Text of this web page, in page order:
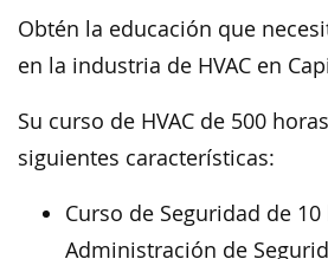
Obtén la educación que
en la industria de HVAC en
Su curso de HVAC de 500
siguientes características:
Curso de Seguridad de
Administración de